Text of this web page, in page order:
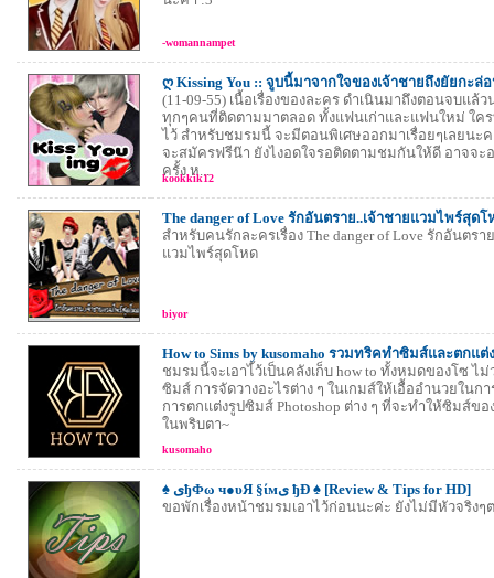
-womannampet
ღ Kissing You :: จูบนี้มาจากใจของเจ้าชายถึงยัยกะล่
(11-09-55) เนื้อเรื่องของละคร ดำเนินมาถึงตอนจบแล้
ทุกๆคนที่ติดตามมาตลอด ทั้งแฟนเก่าและแฟนใหม่ ใค
ไว้ สำหรับชมรมนี้ จะมีตอนพิเศษออกมาเรื่อยๆเลยนะค
จะสมัครฟรีน๊า ยังไงอดใจรอติดตามชมกันให้ดี อาจจะ
ครั้ง ห...
kookkik12
The danger of Love รักอันตราย..เจ้าชายแวมไพร์สุดโ
สำหรับคนรักละครเรื่อง The danger of Love รักอันตรา
แวมไพร์สุดโหด
biyor
How to Sims by kusomaho รวมทริคทำซิมส์และตกแต่
ชมรมนี้จะเอาไ้ว้เป็นคลังเก็บ how to ทั้งหมดของโซ ไม่
ซิมส์ การจัดวางอะไรต่าง ๆ ในเกมส์ให้เอื้ออำนวยในก
การตกแต่งรูปซิมส์ Photoshop ต่าง ๆ ที่จะทำให้ซิมส์ข
ในพริบตา~
kusomaho
♠ یђΦω ч●υЯ §ίмی ђÐ ♠ [Review & Tips for HD]
ขอพักเรื่องหน้าชมรมเอาไว้ก่อนนะค่ะ ยังไม่มีหัวจริงๆ